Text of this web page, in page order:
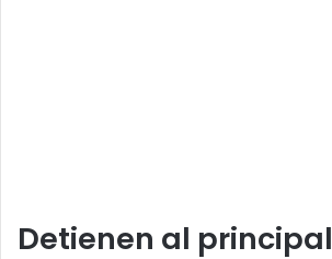
Detienen al principal